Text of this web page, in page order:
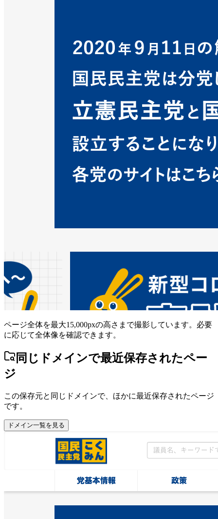
ページ全体を最大15,000pxの高さまで撮影しています。必要
に応じて全体像を確認できます。
同じドメインで最近保存されたペー
ジ
この保存元と同じドメインで、ほかに最近保存されたページ
です。
ドメイン一覧を見る